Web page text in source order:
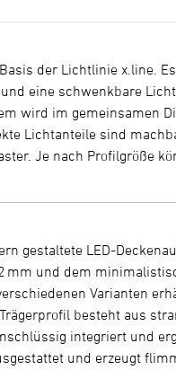
der Lichtlinie x.line.
eine schwenkbare
wird im gemeinsamen
Lichtanteile sind
Je nach Profilgröße
gestaltete LED-
mm und dem
Varianten
besteht aus
integriert und
und erzeugt